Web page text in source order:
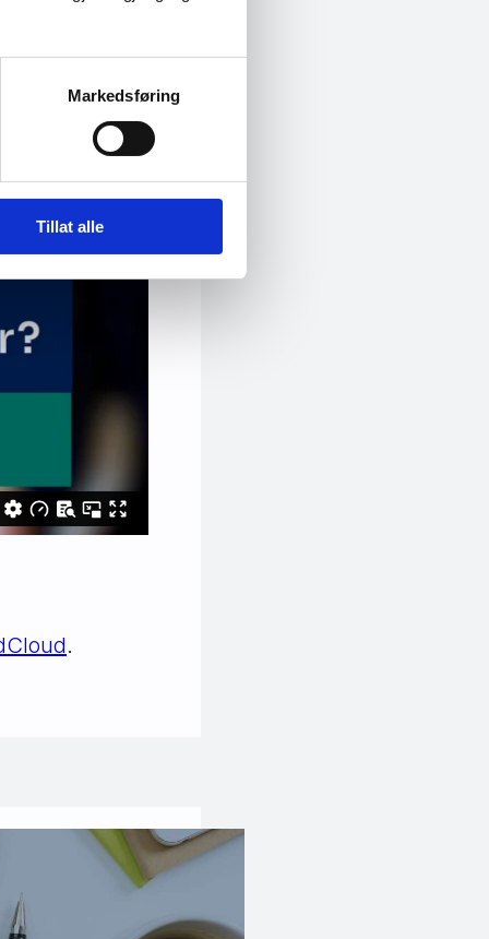
Markedsføring
Tillat alle
.